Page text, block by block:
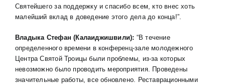
Святейшего за поддержку и спасибо всем, кто внес хоть
малейший вклад в доведение этого дела до конца!”.
Владыка Стефан (Калаиджишвили): “В течение
определенного времени в конференц-зале молодежного
Центра Святой Троицы были проблемы, из-за которых
невозможно было проводить мероприятия. Проведены
значительные работы, все обновлено. Реставрационными